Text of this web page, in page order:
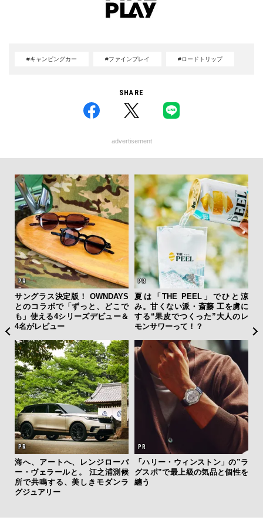
#キャンピングカー #ファインプレイ #ロードトリップ
SHARE
advertisement
サングラス決定版！ OWNDAYS
とのコラボで「ずっと、どこで
も」使える4シリーズデビュー＆
4名がレビュー
夏は「THE PEEL」でひと涼
み。甘くない派・斎藤 工を虜に
する“果皮でつくった”大人のレ
モンサワーって！？
海へ、アートへ、レンジローバ
ー・ヴェラールと。 江之浦測候
所で共鳴する、美しきモダンラ
グジュアリー
「ハリー・ウィンストン」の”ラ
グスポ”で最上級の気品と個性を
纏う